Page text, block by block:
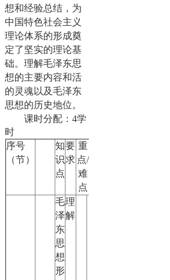
想和经验总结，为
中国特色社会主义
理论体系的形成奠
定了坚实的理论基
础。理解毛泽东思
想的主要内容和活
的灵魂以及毛泽东
思想的历史地位。
课时分配：4学
时
序号
（节）
知
识
点
要
求
重
点/
难
点
毛
泽
东
思
想
形
理
解